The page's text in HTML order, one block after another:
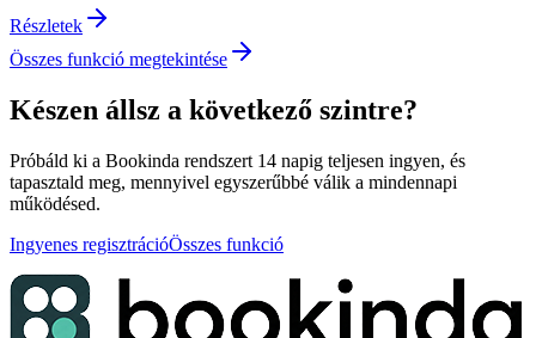
Részletek
Összes funkció megtekintése
Készen állsz a következő szintre?
Próbáld ki a Bookinda rendszert 14 napig teljesen ingyen, és
tapasztald meg, mennyivel egyszerűbbé válik a mindennapi
működésed.
Ingyenes regisztrációÖsszes funkció